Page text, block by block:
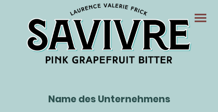
Name des Unternehmens